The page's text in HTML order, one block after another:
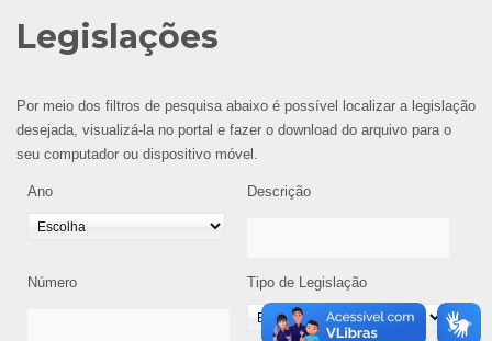
Legislações
Por meio dos filtros de pesquisa abaixo é possível localizar a legislação
desejada, visualizá-la no portal e fazer o download do arquivo para o
seu computador ou dispositivo móvel.
Ano Descrição
Número Tipo de Legislação